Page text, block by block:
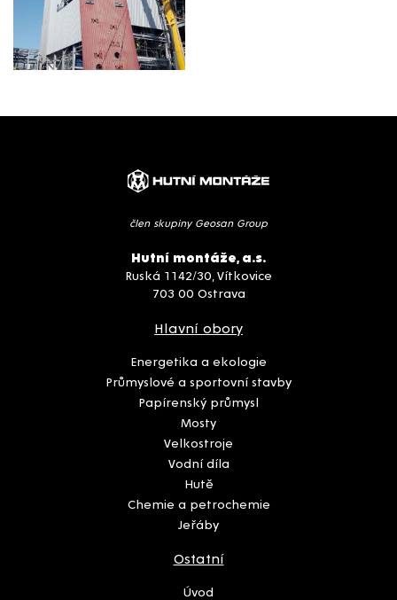
člen skupiny Geosan Group
Hutní montáže, a.s.
Ruská 1142/30, Vítkovice
703 00 Ostrava
Hlavní obory
Energetika a ekologie
Průmyslové a sportovní stavby
Papírenský průmysl
Mosty
Velkostroje
Vodní díla
Hutě
Chemie a petrochemie
Jeřáby
Ostatní
Úvod